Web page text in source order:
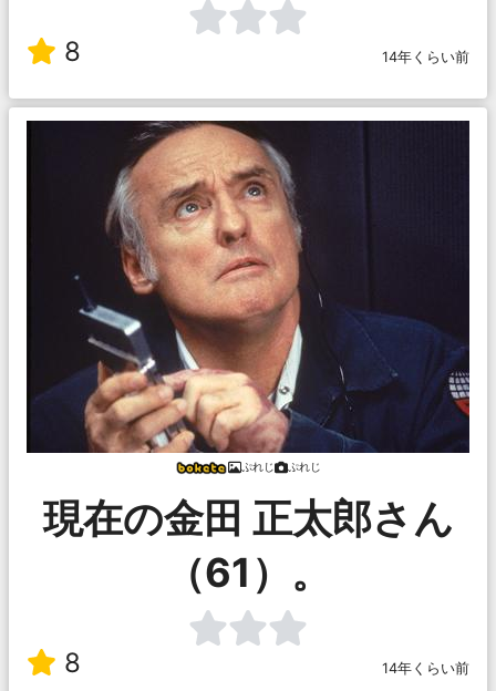
8 14年くらい前
ぷれじ ぷれじ
現在の金田 正太郎さん
（61）。
8 14年くらい前